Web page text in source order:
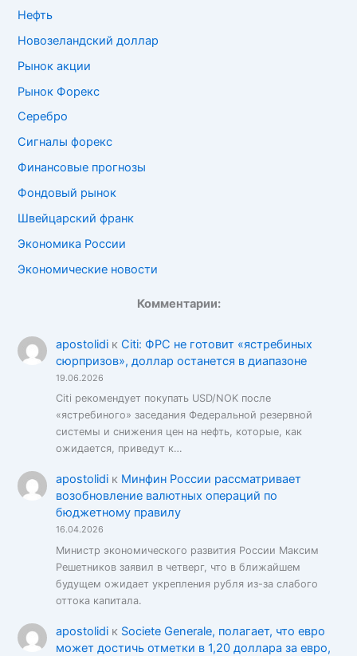
Нефть
Новозеландский доллар
Рынок акции
Рынок Форекс
Серебро
Сигналы форекс
Финансовые прогнозы
Фондовый рынок
Швейцарский франк
Экономика России
Экономические новости
Комментарии:
apostolidiк Citi: ФРС не готовит «ястребиных
сюрпризов», доллар останется в диапазоне
19.06.2026
Citi рекомендует покупать USD/NOK после
«ястребиного» заседания Федеральной резервной
системы и снижения цен на нефть, которые, как
ожидается, приведут к…
apostolidiк Минфин России рассматривает
возобновление валютных операций по
бюджетному правилу
16.04.2026
Министр экономического развития России Максим
Решетников заявил в четверг, что в ближайшем
будущем ожидает укрепления рубля из-за слабого
оттока капитала.
apostolidiк Societe Generale, полагает, что евро
может достичь отметки в 1,20 доллара за евро,